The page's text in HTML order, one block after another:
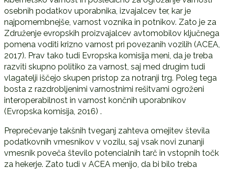
osebnih podatkov uporabnika, izvajalcev ter, kar je
najpomembnejše, varnost voznika in potnikov. Zato je za
Združenje evropskih proizvajalcev avtomobilov ključnega
pomena voditi krizno varnost pri povezanih vozilih (ACEA,
2017). Prav tako tudi Evropska komisija meni, da je treba
razviti skupno politiko za varnost, saj med drugim tudi
vlagatelji iščejo skupen pristop za notranji trg. Poleg tega
bosta z razdrobljenimi varnostnimi rešitvami ogroženi
interoperabilnost in varnost končnih uporabnikov
(Evropska komisija, 2016) .
Preprečevanje takšnih tveganj zahteva omejitev števila
podatkovnih vmesnikov v vozilu, saj vsak novi zunanji
vmesnik poveča število potencialnih tarč in vstopnih točk
za hekerje. Zato tudi v ACEA menijo, da bi bilo treba